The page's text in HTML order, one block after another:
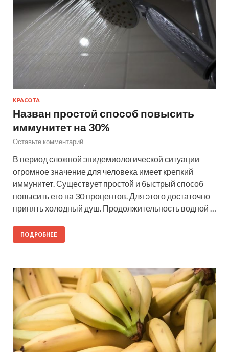
КРАСОТА
Назван простой способ повысить
иммунитет на 30%
Оставьте комментарий
В период сложной эпидемиологической ситуации
огромное значение для человека имеет крепкий
иммунитет. Существует простой и быстрый способ
повысить его на 30 процентов. Для этого достаточно
принять холодный душ. Продолжительность водной …
ПОДРОБНЕЕ